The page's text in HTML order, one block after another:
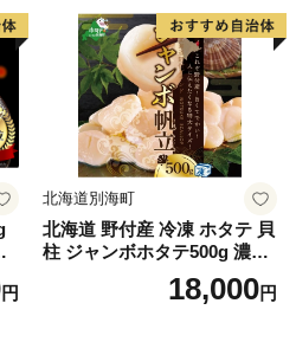
満足 美味しい 贈答 生食用 刺
身 お刺身 刺し身 魚介類 海鮮
冷凍 厚切り 薄切り ふるさと
納税 ふるさとチョイス チョ
イス 北海道 白糠町
円
北海道別海町
北海道 野付産 冷凍 ホタテ 貝
柱 ジャンボホタテ500g 濃厚
な旨味と甘み （ほたて ホタ
テ 帆立 貝柱 ホタテ貝柱 大玉
18,000円